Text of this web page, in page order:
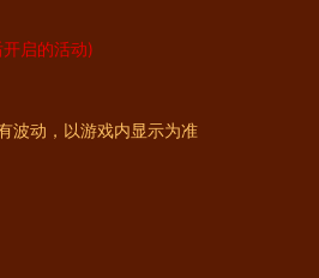
启的活动)
波动，以游戏内显示为准